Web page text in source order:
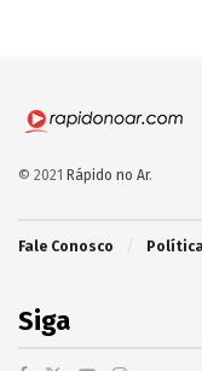
© 2021 Rápido no Ar.
Fale Conosco
Siga